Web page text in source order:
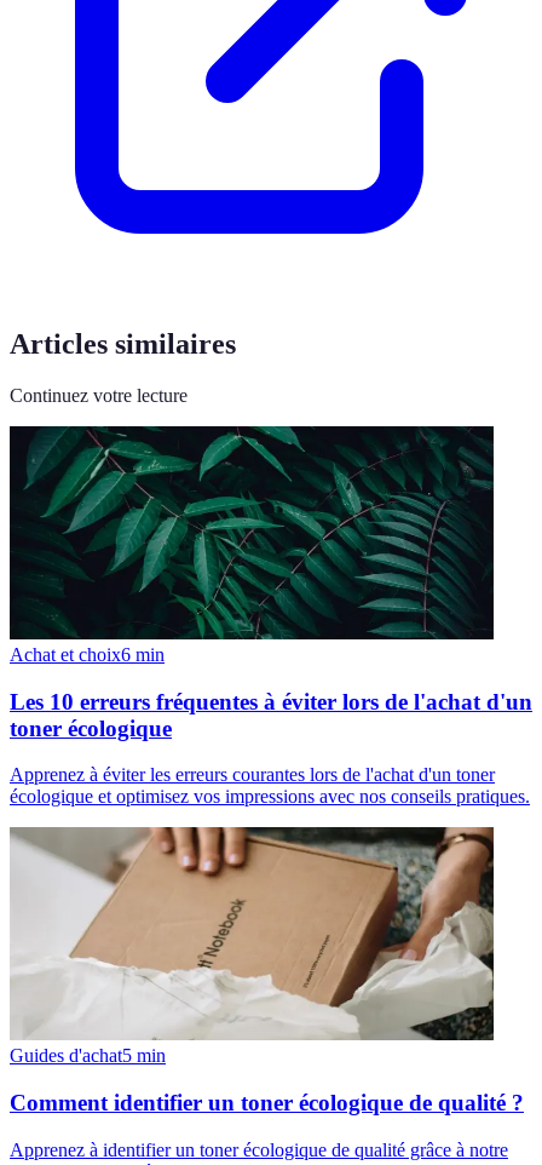
Articles similaires
Continuez votre lecture
Achat et choix6 min
Les 10 erreurs fréquentes à éviter lors de l'achat d'un
toner écologique
Apprenez à éviter les erreurs courantes lors de l'achat d'un toner
écologique et optimisez vos impressions avec nos conseils pratiques.
Guides d'achat5 min
Comment identifier un toner écologique de qualité ?
Apprenez à identifier un toner écologique de qualité grâce à notre